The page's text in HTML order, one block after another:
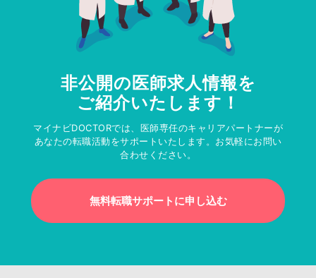
非公開の医師求人情報を
ご紹介いたします！
マイナビDOCTORでは、医師専任のキャリアパートナーが
あなたの転職活動をサポートいたします。お気軽にお問い
合わせください。
無料転職サポートに申し込む